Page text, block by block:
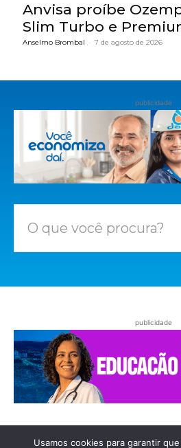
Anvisa proíbe
Slim Turbo e
Anselmo Brombal - 7 de agosto de 2026
publicidade
O que você procura?
publicidade
Usamos cookies para garantir